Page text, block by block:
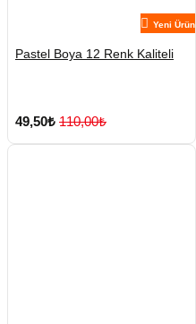
Yeni Ürün
Pastel Boya 12 Renk Kaliteli
49,50₺ 110,00₺